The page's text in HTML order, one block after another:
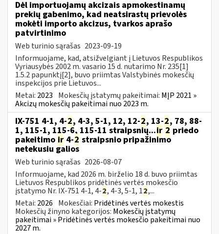
Dėl importuojamų akcizais apmokestinamų
prekių gabenimo, kad neatsirastų prievolės
mokėti importo akcizus, tvarkos aprašo
patvirtinimo
Web turinio sąrašas 2023-09-19
Informuojame, kad, atsižvelgiant į Lietuvos Respublikos
Vyriausybės 2002 m. vasario 15 d. nutarimo Nr. 235[1]
1.5.2 papunktį[2], buvo priimtas Valstybinės mokesčių
inspekcijos prie Lietuvos...
Metai: 2023 Mokesčių įstatymų pakeitimai: MĮP 2021 »
Akcizų mokesčių pakeitimai nuo 2023 m.
IX-751 4-1, 4-2, 4-3, 5-1, 12, 12-2, 13-2, 78, 88-
1, 115-1, 115-6, 115-11 straipsnių...ir 2 priedo
pakeitimo ir 4-2 straipsnio pripažinimo
netekusiu galios
Web turinio sąrašas 2026-08-07
Informuojame, kad 2026 m. birželio 18 d. buvo priimtas
Lietuvos Respublikos pridėtinės vertės mokesčio
įstatymo Nr. IX-751 4-1, 4-2, 4-3, 5-1, 12,...
Metai: 2026 Mokesčiai: Pridėtinės vertės mokestis
Mokesčių žinyno kategorijos: Mokesčių įstatymų
pakeitimai » Pridėtinės vertės mokesčio pakeitimai nuo
2027 m.